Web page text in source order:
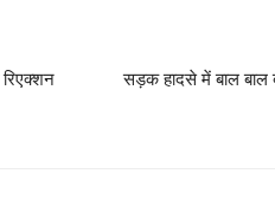
रिएक्‍शन
सड़क हादसे में बाल बाल